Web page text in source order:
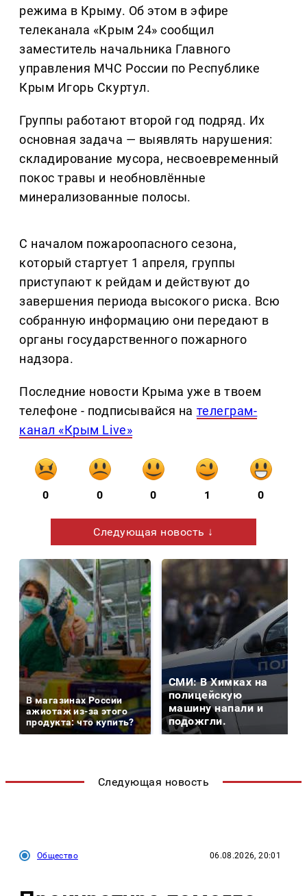
режима в Крыму. Об этом в эфире
телеканала «Крым 24» сообщил
заместитель начальника Главного
управления МЧС России по Республике
Крым Игорь Скуртул.
Группы работают второй год подряд. Их
основная задача — выявлять нарушения:
складирование мусора, несвоевременный
покос травы и необновлённые
минерализованные полосы.
С началом пожароопасного сезона,
который стартует 1 апреля, группы
приступают к рейдам и действуют до
завершения периода высокого риска. Всю
собранную информацию они передают в
органы государственного пожарного
надзора.
Последние новости Крыма уже в твоем
телефоне - подписывайся на телеграм-
канал «Крым Live»
0 0 0 1 0
Следующая новость ↓
В магазинах России
ажиотаж из-за этого
продукта: что купить?
СМИ: В Химках на
полицейскую
машину напали и
подожгли.
Следующая новость
Общество 06.08.2026, 20:01